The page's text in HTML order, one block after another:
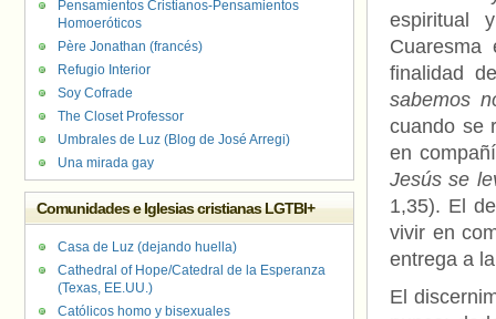
espiritual
finalidad
sabemos
cuando se
en
Jesús se
1,35). El
vivir en
entrega a
El
Pensamientos Cristianos-Pensamientos
Homoeróticos
Père Jonathan (francés)
Refugio Interior
Soy Cofrade
The Closet Professor
Umbrales de Luz (Blog de José Arregi)
Una mirada gay
Comunidades e Iglesias cristianas LGTBI+
Casa de Luz (dejando huella)
Cathedral of Hope/Catedral de la Esperanza
(Texas, EE.UU.)
Católicos homo y bisexuales